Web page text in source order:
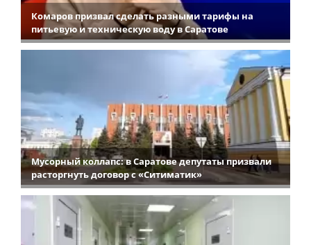
Комаров призвал сделать разными тарифы на
питьевую и техническую воду в Саратове
Мусорный коллапс: в Саратове депутаты призвали
расторгнуть договор с «Ситиматик»